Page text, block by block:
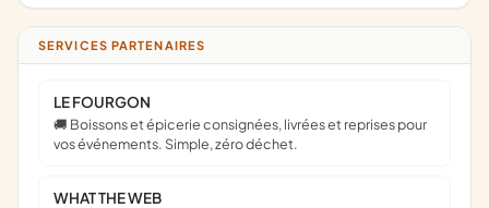
SERVICES PARTENAIRES
LE FOURGON
🚚 Boissons et épicerie consignées, livrées et reprises pour
vos événements. Simple, zéro déchet.
WHAT THE WEB